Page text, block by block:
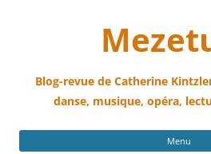
Blog-revue de Catherine
danse, musique, opéra,
Menu